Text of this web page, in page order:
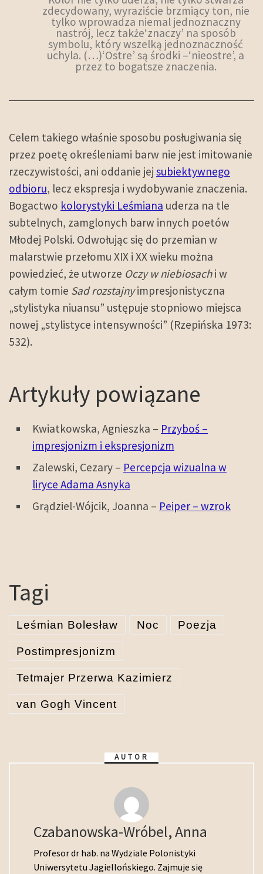
zdecydowany, wyraziście brzmiący ton, nie
tylko wprowadza niemal jednoznaczny
nastrój, lecz także‘znaczy’ na sposób
symbolu, który wszelką jednoznaczność
uchyla. (…)‘Ostre’ są środki –‘nieostre’, a
przez to bogatsze znaczenia.
Celem takiego właśnie sposobu posługiwania się
przez poetę określeniami barw nie jest imitowanie
rzeczywistości, ani oddanie jej subiektywnego
odbioru, lecz ekspresja i wydobywanie znaczenia.
Bogactwo kolorystyki Leśmiana uderza na tle
subtelnych, zamglonych barw innych poetów
Młodej Polski. Odwołując się do przemian w
malarstwie przełomu XIX i XX wieku można
powiedzieć, że utworze Oczy w niebiosachi w
całym tomie Sad rozstajnyimpresjonistyczna
„stylistyka niuansu” ustępuje stopniowo miejsca
nowej „stylistyce intensywności” (Rzepińska 1973:
532).
Artykuły powiązane
Kwiatkowska, Agnieszka – Przyboś –
impresjonizm i ekspresjonizm
Zalewski, Cezary – Percepcja wizualna w
liryce Adama Asnyka
Grądziel-Wójcik, Joanna – Peiper – wzrok
Tagi
Leśmian Bolesław Noc Poezja
Postimpresjonizm
Tetmajer Przerwa Kazimierz
van Gogh Vincent
AUTOR
Czabanowska-Wróbel, Anna
Profesor dr hab. na Wydziale Polonistyki
Uniwersytetu Jagiellońskiego. Zajmuje się